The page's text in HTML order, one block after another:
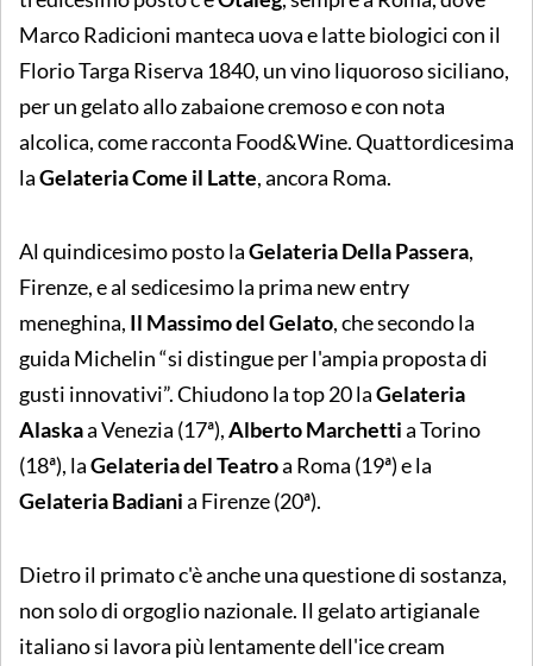
Marco Radicioni manteca uova e latte biologici con il
Florio Targa Riserva 1840, un vino liquoroso siciliano,
per un gelato allo zabaione cremoso e con nota
alcolica, come racconta Food&Wine. Quattordicesima
laGelateria Come il Latte, ancora Roma.
Al quindicesimo posto laGelateria Della Passera,
Firenze, e al sedicesimo la prima new entry
meneghina, Il Massimo del Gelato, che secondo la
guida Michelin “si distingue per l'ampia proposta di
gusti innovativi”. Chiudono la top 20 laGelateria
Alaskaa Venezia (17ª),Alberto Marchettia Torino
(18ª), laGelateria del Teatroa Roma (19ª) e la
Gelateria Badiania Firenze (20ª).
Dietro il primato c'è anche una questione di sostanza,
non solo di orgoglio nazionale. Il gelato artigianale
italiano si lavora più lentamente dell'ice cream